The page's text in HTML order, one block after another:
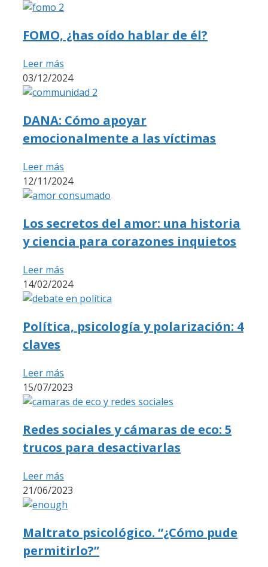
FOMO, ¿has oído hablar de él?
Leer más
03/12/2024
DANA: Cómo apoyar
emocionalmente a las víctimas
Leer más
12/11/2024
Los secretos del amor: una historia
y ciencia para corazones inquietos
Leer más
14/02/2024
Política, psicología y polarización: 4
claves
Leer más
15/07/2023
Redes sociales y cámaras de eco: 5
trucos para desactivarlas
Leer más
21/06/2023
Maltrato psicológico. “¿Cómo pude
permitirlo?”